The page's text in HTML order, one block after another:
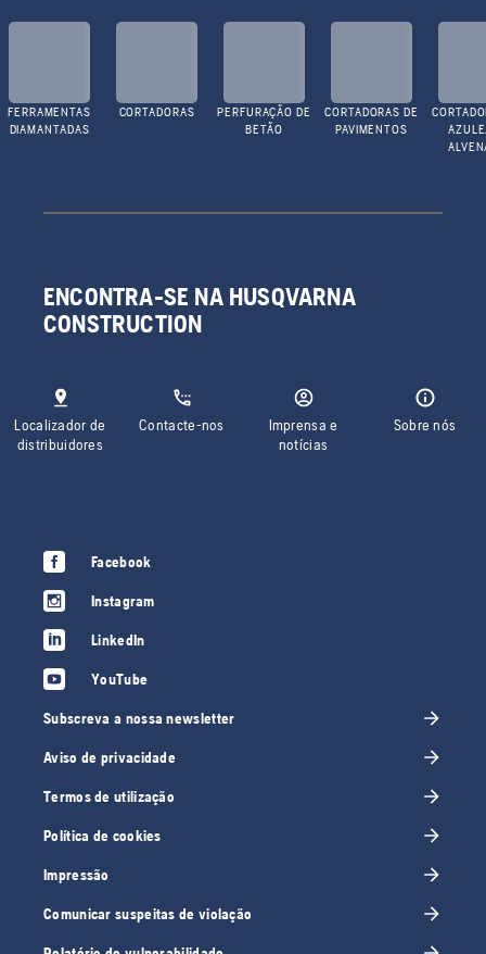
FERRAMENTAS
DIAMANTADAS
CORTADORAS
PERFURAÇÃO DE
BETÃO
CORTADORAS DE
PAVIMENTOS
ENCONTRA-SE NA HUSQVARNA
CONSTRUCTION
Localizador de
distribuidores
Contacte-nos
Imprensa e
notícias
Sobre nós
Facebook
Instagram
LinkedIn
YouTube
Subscreva a nossa newsletter
Aviso de privacidade
Termos de utilização
Política de cookies
Impressão
Comunicar suspeitas de violação